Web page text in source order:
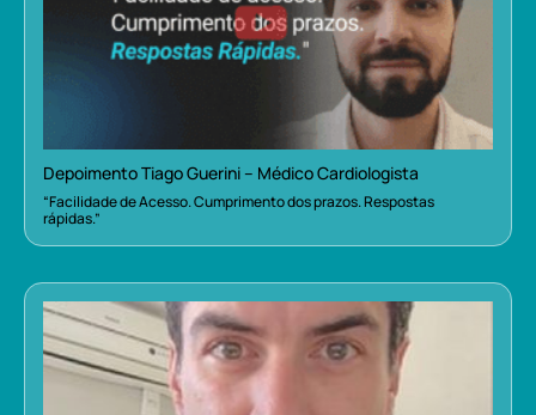
Depoimento Tiago Guerini – Médico Cardiologista
“Facilidade de Acesso. Cumprimento dos prazos. Respostas
rápidas.”